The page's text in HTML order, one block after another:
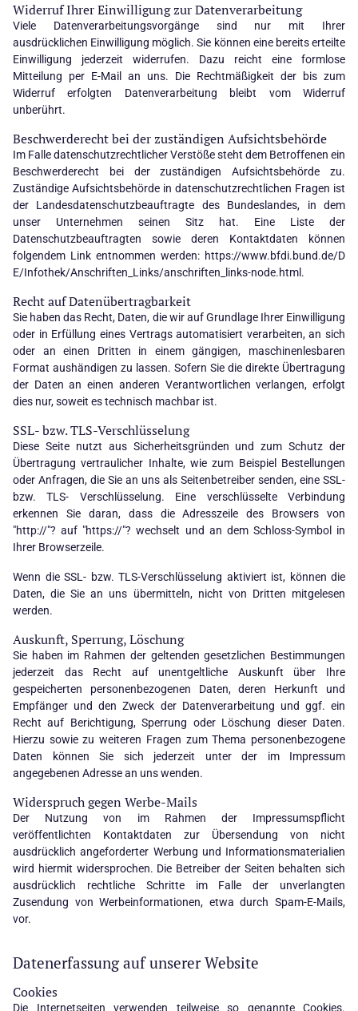
Widerruf Ihrer Einwilligung zur Datenverarbeitung
Viele Datenverarbeitungsvorgänge sind nur mit Ihrer
ausdrücklichen Einwilligung möglich. Sie können eine bereits erteilte
Einwilligung jederzeit widerrufen. Dazu reicht eine formlose
Mitteilung per E-Mail an uns. Die Rechtmäßigkeit der bis zum
Widerruf erfolgten Datenverarbeitung bleibt vom Widerruf
unberührt.
Beschwerderecht bei der zuständigen Aufsichtsbehörde
Im Falle datenschutzrechtlicher Verstöße steht dem Betroffenen ein
Beschwerderecht bei der zuständigen Aufsichtsbehörde zu.
Zuständige Aufsichtsbehörde in datenschutzrechtlichen Fragen ist
der Landesdatenschutzbeauftragte des Bundeslandes, in dem
unser Unternehmen seinen Sitz hat. Eine Liste der
Datenschutzbeauftragten sowie deren Kontaktdaten können
folgendem Link entnommen werden: https://www.bfdi.bund.de/D
E/Infothek/Anschriften_Links/anschriften_links-node.html .
Recht auf Datenübertragbarkeit
Sie haben das Recht, Daten, die wir auf Grundlage Ihrer Einwilligung
oder in Erfüllung eines Vertrags automatisiert verarbeiten, an sich
oder an einen Dritten in einem gängigen, maschinenlesbaren
Format aushändigen zu lassen. Sofern Sie die direkte Übertragung
der Daten an einen anderen Verantwortlichen verlangen, erfolgt
dies nur, soweit es technisch machbar ist.
SSL- bzw. TLS-Verschlüsselung
Diese Seite nutzt aus Sicherheitsgründen und zum Schutz der
Übertragung vertraulicher Inhalte, wie zum Beispiel Bestellungen
oder Anfragen, die Sie an uns als Seitenbetreiber senden, eine SSL-
bzw. TLS- Verschlüsselung. Eine verschlüsselte Verbindung
erkennen Sie daran, dass die Adresszeile des Browsers von
"http://"? auf "https://"? wechselt und an dem Schloss-Symbol in
Ihrer Browserzeile.
Wenn die SSL- bzw. TLS-Verschlüsselung aktiviert ist, können die
Daten, die Sie an uns übermitteln, nicht von Dritten mitgelesen
werden.
Auskunft, Sperrung, Löschung
Sie haben im Rahmen der geltenden gesetzlichen Bestimmungen
jederzeit das Recht auf unentgeltliche Auskunft über Ihre
gespeicherten personenbezogenen Daten, deren Herkunft und
Empfänger und den Zweck der Datenverarbeitung und ggf. ein
Recht auf Berichtigung, Sperrung oder Löschung dieser Daten.
Hierzu sowie zu weiteren Fragen zum Thema personenbezogene
Daten können Sie sich jederzeit unter der im Impressum
angegebenen Adresse an uns wenden.
Widerspruch gegen Werbe-Mails
Der Nutzung von im Rahmen der Impressumspflicht
veröffentlichten Kontaktdaten zur Übersendung von nicht
ausdrücklich angeforderter Werbung und Informationsmaterialien
wird hiermit widersprochen. Die Betreiber der Seiten behalten sich
ausdrücklich rechtliche Schritte im Falle der unverlangten
Zusendung von Werbeinformationen, etwa durch Spam-E-Mails,
vor.
Datenerfassung auf unserer Website
Cookies
Die Internetseiten verwenden teilweise so genannte Cookies.